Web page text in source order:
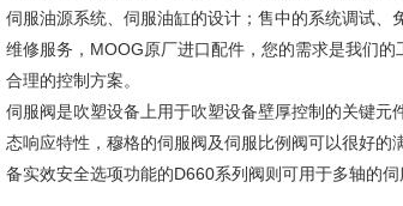
伺服油源系统、伺服油缸的设计；售中的系统调试、
维修服务，MOOG原厂进口配件，您的需求是我们
合理的控制方案。
伺服阀是吹塑设备上用于吹塑设备壁厚控制的关键
态响应特性，穆格的伺服阀及伺服比例阀可以很好
备实效安全选项功能的D660系列阀则可用于多轴的伺